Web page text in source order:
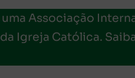
uma Associação
Igreja Católica.